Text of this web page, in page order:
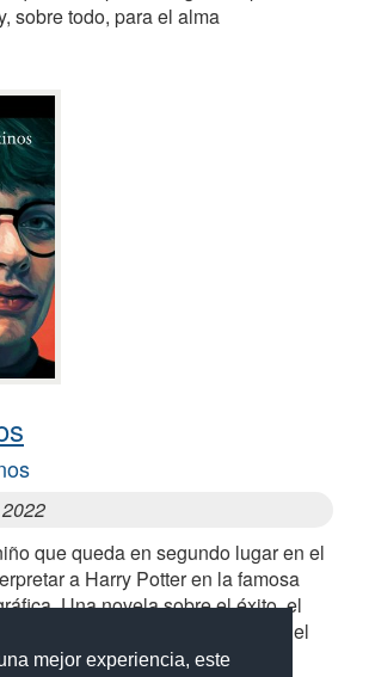
mejor experiencia, este
sobre todo, para el alma
que queda en segundo lugar en el
a Harry Potter en la famosa
Una novela sobre el éxito, el
y la importancia de encontrar el
la vida